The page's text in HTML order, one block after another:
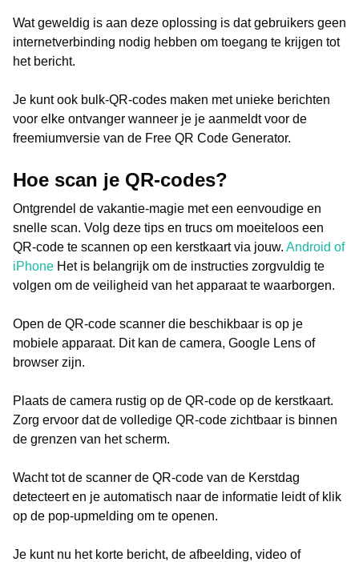
Wat geweldig is aan deze oplossing is dat gebruikers geen
internetverbinding nodig hebben om toegang te krijgen tot
het bericht.
Je kunt ook bulk-QR-codes maken met unieke berichten
voor elke ontvanger wanneer je je aanmeldt voor de
freemiumversie van de Free QR Code Generator.
Hoe scan je QR-codes?
Ontgrendel de vakantie-magie met een eenvoudige en
snelle scan. Volg deze tips en trucs om moeiteloos een
QR-code te scannen op een kerstkaart via jouw. Android of
iPhone Het is belangrijk om de instructies zorgvuldig te
volgen om de veiligheid van het apparaat te waarborgen.
Open de QR-code scanner die beschikbaar is op je
mobiele apparaat. Dit kan de camera, Google Lens of
browser zijn.
Plaats de camera rustig op de QR-code op de kerstkaart.
Zorg ervoor dat de volledige QR-code zichtbaar is binnen
de grenzen van het scherm.
Wacht tot de scanner de QR-code van de Kerstdag
detecteert en je automatisch naar de informatie leidt of klik
op de pop-upmelding om te openen.
Je kunt nu het korte bericht, de afbeelding, video of